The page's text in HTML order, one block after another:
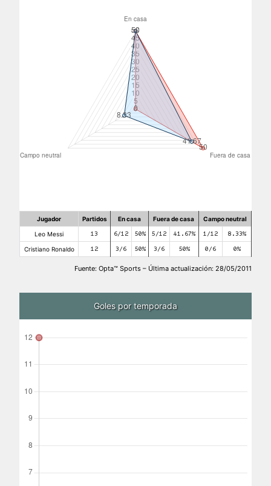
Jugador Partidos En casa Fuera de casa Campo neutral
Leo Messi 13 6/12 50% 5/12 41.67% 1/12 8.33%
Cristiano Ronaldo 12 3/6 50% 3/6 50% 0/6 0%
Fuente: Opta™ Sports – Última actualización: 28/05/2011
Goles por temporada